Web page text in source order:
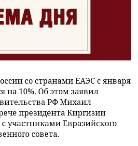
со странами ЕАЭС с января
на 10%. Об этом заявил
РФ Михаил
президента Киргизии
участниками Евразийского
совета.